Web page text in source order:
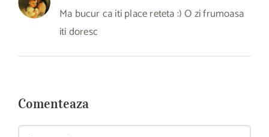
Ma bucur ca iti place reteta :) O zi frumoasa
iti doresc
Comenteaza